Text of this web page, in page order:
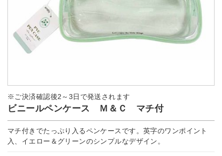
※ご決済確認後2～3日で発送されます
ビニールペンケース Ｍ＆Ｃ マチ付
マチ付きでたっぷり入るペンケースです。英字のワンポイント
入、イエロー＆グリーンのシンプルなデザイン。